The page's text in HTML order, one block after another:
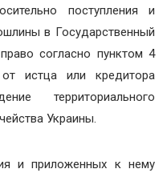
поступления и
в Государственный
согласно пунктом 4
истца или кредитора
территориального
Украины.
и приложенных к нему